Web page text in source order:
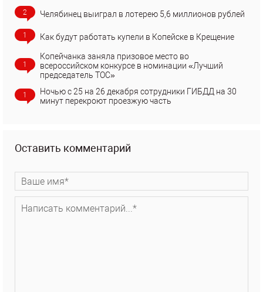
2 Челябинец выиграл в лотерею 5,6 миллионов рублей
1 Как будут работать купели в Копейске в Крещение
1
Копейчанка заняла призовое место во
всероссийском конкурсе в номинации «Лучший
председатель ТОС»
1
Ночью с 25 на 26 декабря сотрудники ГИБДД на 30
минут перекроют проезжую часть
Оставить комментарий